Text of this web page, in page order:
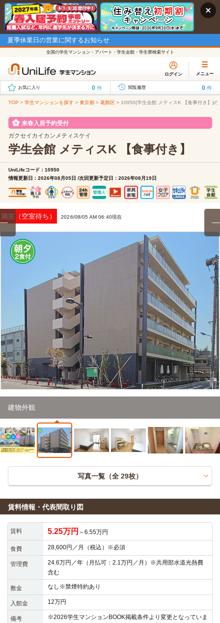
夏季休業日の営業に関するお知らせ
全国の学生マンション・アパート・学生会館・学生寮検索サイト
ログイン メニュー
お気に入り 0 件 閲覧履歴 0 件
TOP > 学生マンションを探す > 東京都 > 葛飾区 > 10950(学生会館 メティスK 【食事付き】)の
来春入居予約受付
ガクセイカイカンメティスケイ
学生会館 メティスK 【食事付き】
UniLifeコード：10950
情報更新日：2026年08月05日 /次回更新予定日：2026年08月19日
満室（空室待ち） 2026/08/05 AM 06:40現在
建物外観
2/29
写真一覧（全 29枚）
賃料情報・代表間取り図
賃料 5.25万円 ～6.55万円
食費 28,600円／月（税込）※必須
管理費
24.6万円／年（月払可：2.1万円／月）※共用部水道光熱費
含む
敷金 なし※禁煙特約あり
入館金 12万円
備考
※2026学生マンションBOOK掲載条件より変更となっていま